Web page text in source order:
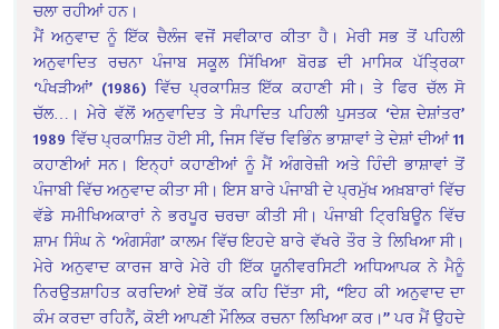
ਚਲਾ ਰਹੀਆਂ ਹਨ।
ਮੈਂ ਅਨੁਵਾਦ ਨੂੰ ਇੱਕ ਚੈਲੰਜ ਵਜੋਂ ਸਵੀਕਾਰ ਕੀਤਾ ਹੈ। ਮੇਰੀ ਸਭ ਤੋਂ ਪਹਿਲੀ
ਅਨੁਵਾਦਿਤ ਰਚਨਾ ਪੰਜਾਬ ਸਕੂਲ ਸਿੱਖਿਆ ਬੋਰਡ ਦੀ ਮਾਸਿਕ ਪੱਤ੍ਰਿਕਾ
‘ਪੰਖੜੀਆਂ’ (1986) ਵਿੱਚ ਪ੍ਰਕਾਸ਼ਿਤ ਇੱਕ ਕਹਾਣੀ ਸੀ। ਤੇ ਫਿਰ ਚੱਲ ਸੋ
ਚੱਲ…। ਮੇਰੇ ਵੱਲੋਂ ਅਨੁਵਾਦਿਤ ਤੇ ਸੰਪਾਦਿਤ ਪਹਿਲੀ ਪੁਸਤਕ ‘ਦੇਸ਼ ਦੇਸ਼ਾਂਤਰ’
1989 ਵਿੱਚ ਪ੍ਰਕਾਸ਼ਿਤ ਹੋਈ ਸੀ, ਜਿਸ ਵਿੱਚ ਵਿਭਿੰਨ ਭਾਸ਼ਾਵਾਂ ਤੇ ਦੇਸ਼ਾਂ ਦੀਆਂ 11
ਕਹਾਣੀਆਂ ਸਨ। ਇਨ੍ਹਾਂ ਕਹਾਣੀਆਂ ਨੂੰ ਮੈਂ ਅੰਗਰੇਜ਼ੀ ਅਤੇ ਹਿੰਦੀ ਭਾਸ਼ਾਵਾਂ ਤੋਂ
ਪੰਜਾਬੀ ਵਿੱਚ ਅਨੁਵਾਦ ਕੀਤਾ ਸੀ। ਇਸ ਬਾਰੇ ਪੰਜਾਬੀ ਦੇ ਪ੍ਰਮੁੱਖ ਅਖ਼ਬਾਰਾਂ ਵਿੱਚ
ਵੱਡੇ ਸਮੀਖਿਅਕਾਰਾਂ ਨੇ ਭਰਪੂਰ ਚਰਚਾ ਕੀਤੀ ਸੀ। ਪੰਜਾਬੀ ਟ੍ਰਿਬਿਊਨ ਵਿੱਚ
ਸ਼ਾਮ ਸਿੰਘ ਨੇ ‘ਅੰਗਸੰਗ’ ਕਾਲਮ ਵਿੱਚ ਇਹਦੇ ਬਾਰੇ ਵੱਖਰੇ ਤੌਰ ਤੇ ਲਿਖਿਆ ਸੀ।
ਮੇਰੇ ਅਨੁਵਾਦ ਕਾਰਜ ਬਾਰੇ ਮੇਰੇ ਹੀ ਇੱਕ ਯੂਨੀਵਰਸਿਟੀ ਅਧਿਆਪਕ ਨੇ ਮੈਨੂੰ
ਨਿਰਉਤਸ਼ਾਹਿਤ ਕਰਦਿਆਂ ਏਥੋਂ ਤੱਕ ਕਹਿ ਦਿੱਤਾ ਸੀ, “ਇਹ ਕੀ ਅਨੁਵਾਦ ਦਾ
ਕੰਮ ਕਰਦਾ ਰਹਿਨੈਂ, ਕੋਈ ਆਪਣੀ ਮੌਲਿਕ ਰਚਨਾ ਲਿਖਿਆ ਕਰ।” ਪਰ ਮੈਂ ਉਹਦੇ